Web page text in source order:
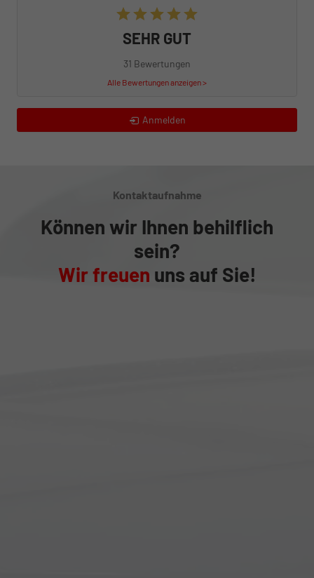
SEHR GUT
31 Bewertungen
Alle Bewertungen anzeigen >
Anmelden
Kontaktaufnahme
Können wir Ihnen behilflich
sein?
Wir freuen uns auf Sie!